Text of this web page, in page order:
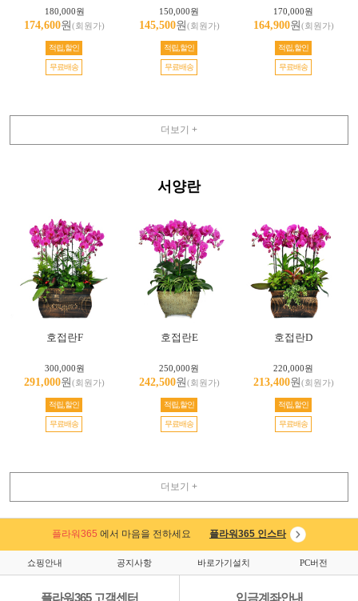
180,000원
174,600원(회원가)
적립,할인
무료배송
150,000원
145,500원(회원가)
적립,할인
무료배송
170,000원
164,900원(회원가)
적립,할인
무료배송
더보기 +
서양란
호접란F
300,000원
291,000원(회원가)
적립,할인
무료배송
호접란E
250,000원
242,500원(회원가)
적립,할인
무료배송
호접란D
220,000원
213,400원(회원가)
적립,할인
무료배송
더보기 +
플라워365 에서 마음을 전하세요 플라워365 인스타
쇼핑안내 공지사항 바로가기설치 PC버전
플라워365 고객센터 입금계좌안내